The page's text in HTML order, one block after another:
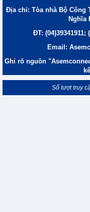
Địa chỉ: Tòa nhà Bộ Công
Nghĩa
ĐT: (04)39341911;
Email:
Ghi rõ nguồn
Số lượt truy